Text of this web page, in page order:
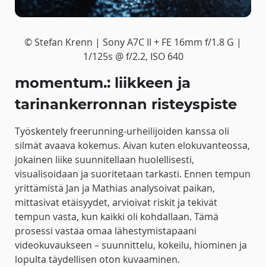
© Stefan Krenn | Sony A7C II + FE 16mm f/1.8 G |
1/125s @ f/2.2, ISO 640
momentum.: liikkeen ja
tarinankerronnan risteyspiste
Työskentely freerunning-urheilijoiden kanssa oli
silmät avaava kokemus. Aivan kuten elokuvanteossa,
jokainen liike suunnitellaan huolellisesti,
visualisoidaan ja suoritetaan tarkasti. Ennen tempun
yrittämistä Jan ja Mathias analysoivat paikan,
mittasivat etäisyydet, arvioivat riskit ja tekivät
tempun vasta, kun kaikki oli kohdallaan. Tämä
prosessi vastaa omaa lähestymistapaani
videokuvaukseen – suunnittelu, kokeilu, hiominen ja
lopulta täydellisen oton kuvaaminen.